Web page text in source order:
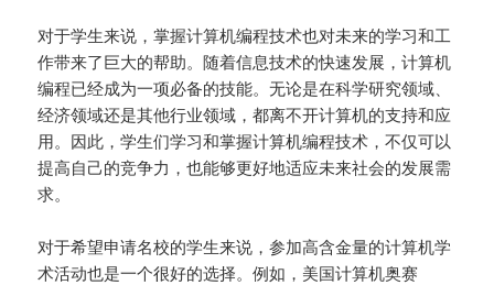
对于学生来说，掌握计算机编程技术也对未来的学习和工
作带来了巨大的帮助。随着信息技术的快速发展，计算机
编程已经成为一项必备的技能。无论是在科学研究领域、
经济领域还是其他行业领域，都离不开计算机的支持和应
用。因此，学生们学习和掌握计算机编程技术，不仅可以
提高自己的竞争力，也能够更好地适应未来社会的发展需
求。
对于希望申请名校的学生来说，参加高含金量的计算机学
术活动也是一个很好的选择。例如，美国计算机奥赛